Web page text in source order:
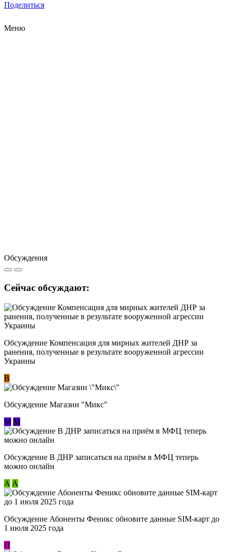
Поделиться
Меню
Обсуждения
Сейчас обсуждают:
Обсуждение Компенсация для мирных жителей ДНР за
ранения, полученные в результате вооруженной агрессии
Украины
В
Обсуждение Магазин "Микс"
М М
Обсуждение В ДНР записаться на приём в МФЦ теперь
можно онлайн
А А
Обсуждение Абоненты Феникс обновите данные SIM-карт до
1 июля 2025 года
П